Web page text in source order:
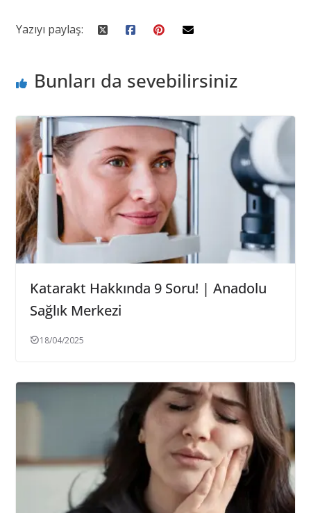
Yazıyı paylaş:
Bunları da sevebilirsiniz
Katarakt Hakkında 9 Soru! | Anadolu
Sağlık Merkezi
18/04/2025